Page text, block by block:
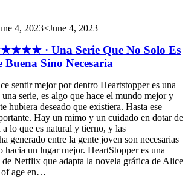
4, 2023<June 4, 2023
· Una Serie Que No Solo Es
Buena Sino Necesaria
sentir mejor por dentro Heartstopper es una
una serie, es algo que hace el mundo mejor y
hubiera deseado que existiera. Hasta ese
Hay un mimo y un cuidado en dotar de
lo que es natural y tierno, y las
generado entre la gente joven son necesarias
hacia un lugar mejor. HeartStopper es una
Netflix que adapta la novela gráfica de Alice
of age en…